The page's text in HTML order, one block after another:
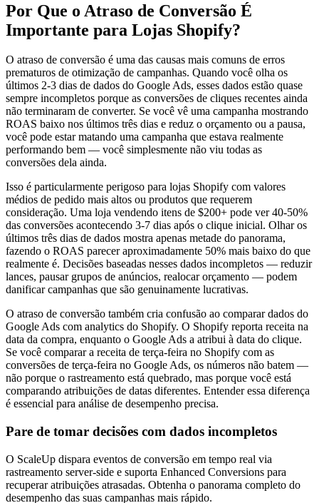
Por Que o Atraso de Conversão É
Importante para Lojas Shopify?
O atraso de conversão é uma das causas mais comuns de erros
prematuros de otimização de campanhas. Quando você olha os
últimos 2-3 dias de dados do Google Ads, esses dados estão quase
sempre incompletos porque as conversões de cliques recentes ainda
não terminaram de converter. Se você vê uma campanha mostrando
ROAS baixo nos últimos três dias e reduz o orçamento ou a pausa,
você pode estar matando uma campanha que estava realmente
performando bem — você simplesmente não viu todas as
conversões dela ainda.
Isso é particularmente perigoso para lojas Shopify com valores
médios de pedido mais altos ou produtos que requerem
consideração. Uma loja vendendo itens de $200+ pode ver 40-50%
das conversões acontecendo 3-7 dias após o clique inicial. Olhar os
últimos três dias de dados mostra apenas metade do panorama,
fazendo o ROAS parecer aproximadamente 50% mais baixo do que
realmente é. Decisões baseadas nesses dados incompletos — reduzir
lances, pausar grupos de anúncios, realocar orçamento — podem
danificar campanhas que são genuinamente lucrativas.
O atraso de conversão também cria confusão ao comparar dados do
Google Ads com analytics do Shopify. O Shopify reporta receita na
data da compra, enquanto o Google Ads a atribui à data do clique.
Se você comparar a receita de terça-feira no Shopify com as
conversões de terça-feira no Google Ads, os números não batem —
não porque o rastreamento está quebrado, mas porque você está
comparando atribuições de datas diferentes. Entender essa diferença
é essencial para análise de desempenho precisa.
Pare de tomar decisões com dados incompletos
O ScaleUp dispara eventos de conversão em tempo real via
rastreamento server-side e suporta Enhanced Conversions para
recuperar atribuições atrasadas. Obtenha o panorama completo do
desempenho das suas campanhas mais rápido.